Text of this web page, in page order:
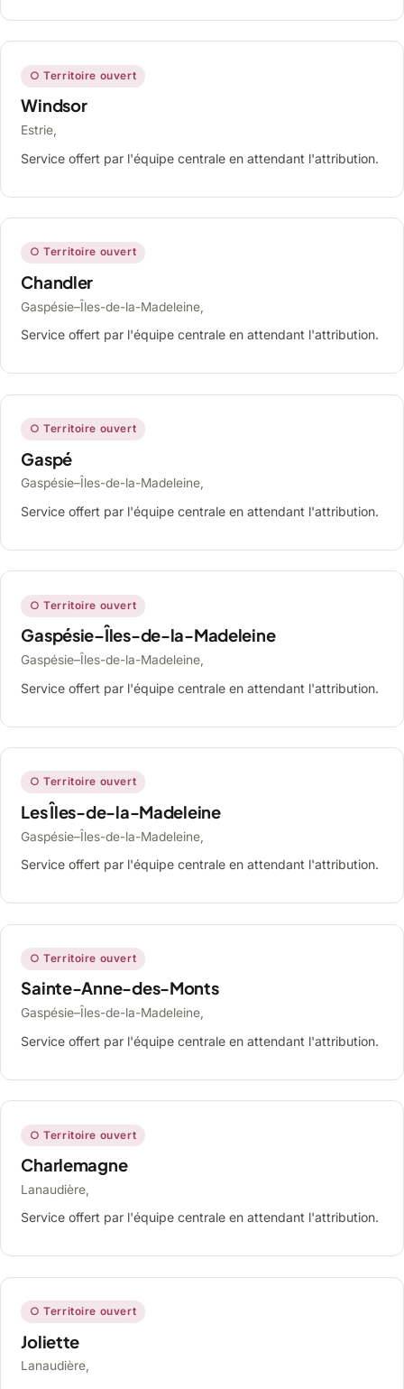
○ Territoire ouvert
Windsor
Estrie,
Service offert par l'équipe centrale en attendant l'attribution.
○ Territoire ouvert
Chandler
Gaspésie–Îles-de-la-Madeleine,
Service offert par l'équipe centrale en attendant l'attribution.
○ Territoire ouvert
Gaspé
Gaspésie–Îles-de-la-Madeleine,
Service offert par l'équipe centrale en attendant l'attribution.
○ Territoire ouvert
Gaspésie–Îles-de-la-Madeleine
Gaspésie–Îles-de-la-Madeleine,
Service offert par l'équipe centrale en attendant l'attribution.
○ Territoire ouvert
Les Îles-de-la-Madeleine
Gaspésie–Îles-de-la-Madeleine,
Service offert par l'équipe centrale en attendant l'attribution.
○ Territoire ouvert
Sainte-Anne-des-Monts
Gaspésie–Îles-de-la-Madeleine,
Service offert par l'équipe centrale en attendant l'attribution.
○ Territoire ouvert
Charlemagne
Lanaudière,
Service offert par l'équipe centrale en attendant l'attribution.
○ Territoire ouvert
Joliette
Lanaudière,